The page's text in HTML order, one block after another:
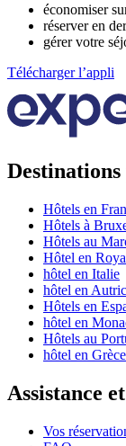
économiser
réserver en
gérer votre
Télécharger l’appli
Destinations
Hôtels en
Hôtels à
Hôtels au
Hôtel en
hôtel en Italie
hôtel en
Hôtels en
hôtel en
Hôtels au
hôtel en Grèce
Assistance
Vos